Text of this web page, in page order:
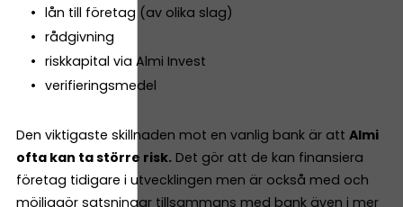
lån till företag (av olika slag)
rådgivning
riskkapital via Almi Invest
verifieringsmedel
Den viktigaste skillnaden mot en vanlig bank är att Almi
ofta kan ta större risk. Det gör att de kan finansiera
företag tidigare i utvecklingen men är också med och
möjliggör satsningar tillsammans med bank även i mer